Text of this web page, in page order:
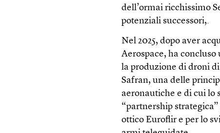
dell’ormai ricchissimo
potenziali successori,.
Nel 2025, dopo aver
Aerospace, ha
la produzione di droni
Safran, una delle
aeronautiche e di cui lo
“partnership
ottico Euroflir e per lo